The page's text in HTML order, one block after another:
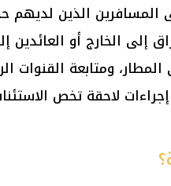
المسافرين الذين لديهم
إلى الخارج أو العائدين
ومتابعة القنوات
لاحقة تخص